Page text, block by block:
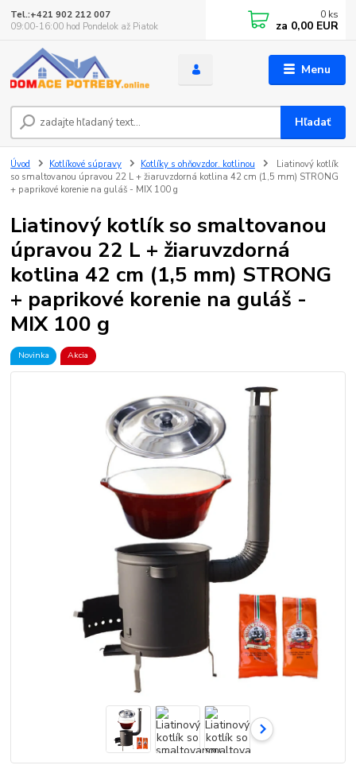
Menu
Hľadať
Tel.:+421 902 212 007
09:00-16:00 hod Pondelok až Piatok
0 ks
za 0,00 EUR
Úvod Kotlíkové súpravy Kotlíky s ohňovzdor. kotlinou
Liatinový kotlík
so smaltovanou úpravou 22 L + žiaruvzdorná kotlina 42 cm (1,5 mm) STRONG
+ paprikové korenie na guláš - MIX 100 g
Liatinový kotlík so smaltovanou
úpravou 22 L + žiaruvzdorná
kotlina 42 cm (1,5 mm) STRONG
+ paprikové korenie na guláš -
MIX 100 g
Novinka Akcia